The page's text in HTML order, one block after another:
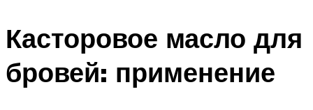
Касторовое масло для
бровей: применение